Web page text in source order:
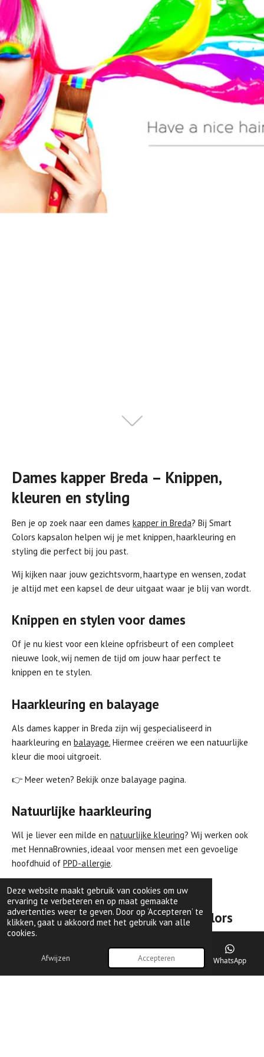
Deze website maakt gebruik van cookies om uw
ervaring te verbeteren en op maat gemaakte
advertenties weer te geven. Door op ‘Accepteren’ te
klikken, gaat u akkoord met het gebruik van alle
cookies.
Afwijzen Accepteren
Dames kapper Breda – Knippen,
kleuren en styling
Ben je op zoek naar een dames kapper in Breda? Bij Smart
Colors kapsalon helpen wij je met knippen, haarkleuring en
styling die perfect bij jou past.
Wij kijken naar jouw gezichtsvorm, haartype en wensen, zodat
je altijd met een kapsel de deur uitgaat waar je blij van wordt.
Knippen en stylen voor dames
Of je nu kiest voor een kleine opfrisbeurt of een compleet
nieuwe look, wij nemen de tijd om jouw haar perfect te
knippen en te stylen.
Haarkleuring en balayage
Als dames kapper in Breda zijn wij gespecialiseerd in
haarkleuring en balayage. Hiermee creëren we een natuurlijke
kleur die mooi uitgroeit.
👉 Meer weten? Bekijk onze balayage pagina.
Natuurlijke haarkleuring
Wil je liever een milde en natuurlijke kleuring? Wij werken ook
met HennaBrownies, ideaal voor mensen met een gevoelige
hoofdhuid of PPD-allergie.
👉 Lees meer over natuurlijke haarkleuring.
Dames kapper in Breda – Smart Colors
Wil jij je haar laten knippen of kleuren door een ervaren dames
kapper in Breda? Wij helpen je graag.
👉 Maak eenvoudig een afspraak
E-mailadres Kaart WhatsApp